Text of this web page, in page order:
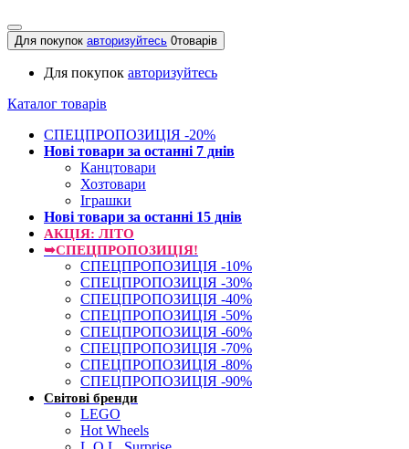
Для покупок авторизуйтесь 0товарів
Для покупок авторизуйтесь
Каталог товарів
СПЕЦПРОПОЗИЦІЯ -20%
Нові товари за останнi 7 днiв
Канцтовари
Хозтовари
Іграшки
Нові товари за останнi 15 днiв
АКЦІЯ: ЛІТО
➥СПЕЦПРОПОЗИЦІЯ!
СПЕЦПРОПОЗИЦІЯ -10%
СПЕЦПРОПОЗИЦІЯ -30%
СПЕЦПРОПОЗИЦІЯ -40%
СПЕЦПРОПОЗИЦІЯ -50%
СПЕЦПРОПОЗИЦІЯ -60%
СПЕЦПРОПОЗИЦІЯ -70%
СПЕЦПРОПОЗИЦІЯ -80%
СПЕЦПРОПОЗИЦІЯ -90%
Світові бренди
LEGO
Hot Wheels